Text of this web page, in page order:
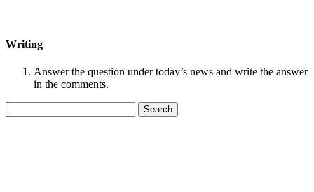
Writing
Answer the question under today’s news and write the answer
in the comments.
for: